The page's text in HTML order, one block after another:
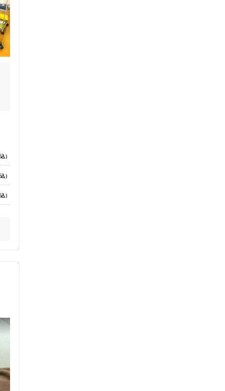
）
）
）